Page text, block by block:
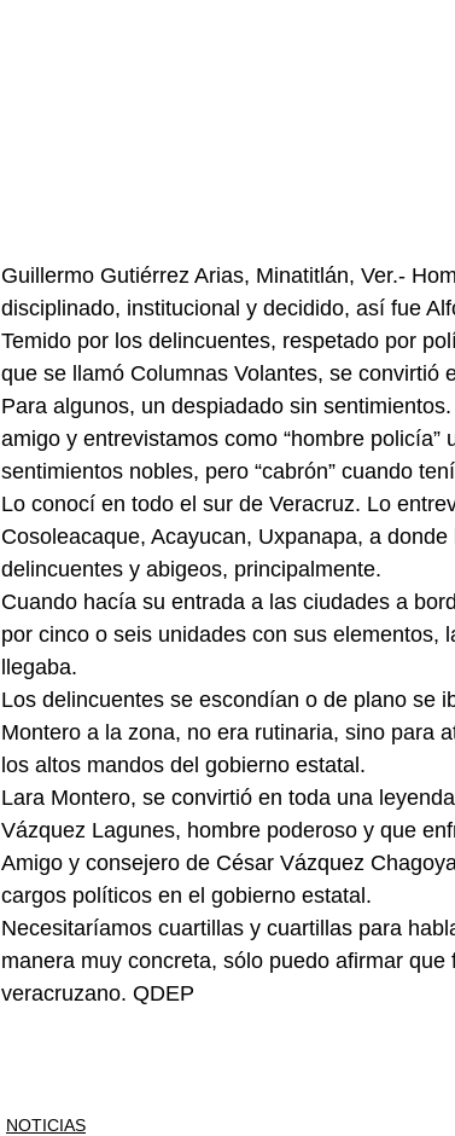
Guillermo Gutiérrez Arias, Minatitlán, Ver.-
disciplinado, institucional y decidido, así fue
Temido por los delincuentes, respetado por
que se llamó Columnas Volantes, se convirtió
Para algunos, un despiadado sin
amigo y entrevistamos como “hombre
sentimientos nobles, pero “cabrón” cuando
Lo conocí en todo el sur de Veracruz. Lo
Cosoleacaque, Acayucan, Uxpanapa, a donde
delincuentes y abigeos, principalmente.
Cuando hacía su entrada a las ciudades a
por cinco o seis unidades con sus elementos,
llegaba.
Los delincuentes se escondían o de plano se
Montero a la zona, no era rutinaria, sino para
los altos mandos del gobierno estatal.
Lara Montero, se convirtió en toda una
Vázquez Lagunes, hombre poderoso y que
Amigo y consejero de César Vázquez
cargos políticos en el gobierno estatal.
Necesitaríamos cuartillas y cuartillas para
manera muy concreta, sólo puedo afirmar
veracruzano. QDEP
NOTICIAS